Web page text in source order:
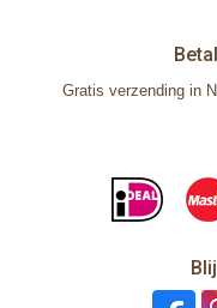
Gratis verzending in